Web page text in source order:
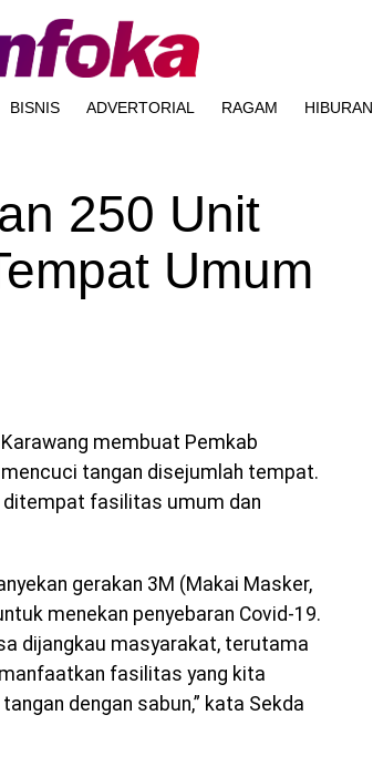
BISNIS ADVERTORIAL RAGAM HIBURAN
250 Unit
Umum
membuat Pemkab
tangan disejumlah tempat.
ditempat fasilitas umum dan
gerakan 3M (Makai Masker,
menekan penyebaran Covid-19.
dijangkau masyarakat, terutama
fasilitas yang kita
dengan sabun,” kata Sekda